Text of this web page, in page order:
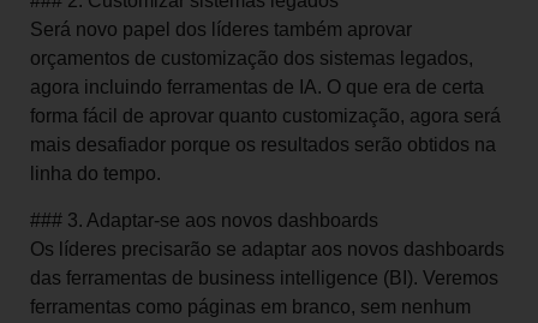
Será novo papel dos líderes também aprovar
orçamentos de customização dos sistemas legados,
agora incluindo ferramentas de IA. O que era de certa
forma fácil de aprovar quanto customização, agora será
mais desafiador porque os resultados serão obtidos na
linha do tempo.
### 3. Adaptar-se aos novos dashboards
Os líderes precisarão se adaptar aos novos dashboards
das ferramentas de business intelligence (BI). Veremos
ferramentas como páginas em branco, sem nenhum